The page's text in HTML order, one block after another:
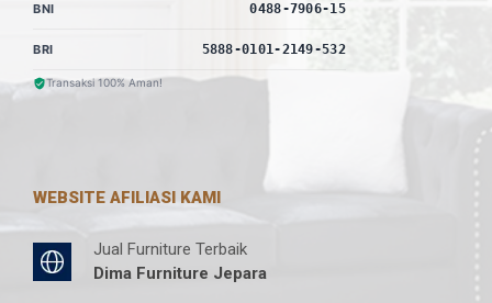
BNI 0488-7906-15
BRI 5888-0101-2149-532
Transaksi 100% Aman!
WEBSITE AFILIASI KAMI
Jual Furniture Terbaik
Dima Furniture Jepara